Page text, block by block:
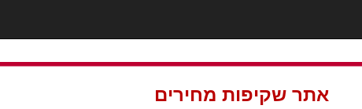
אתר שקיפות מחירים